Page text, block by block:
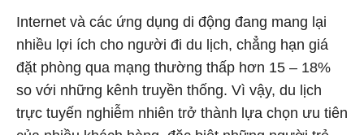
Internet và các ứng dụng di động đang mang lại
nhiều lợi ích cho người đi du lịch, chẳng hạn giá
đặt phòng qua mạng thường thấp hơn 15 – 18%
so với những kênh truyền thống. Vì vậy, du lịch
trực tuyến nghiễm nhiên trở thành lựa chọn ưu tiên